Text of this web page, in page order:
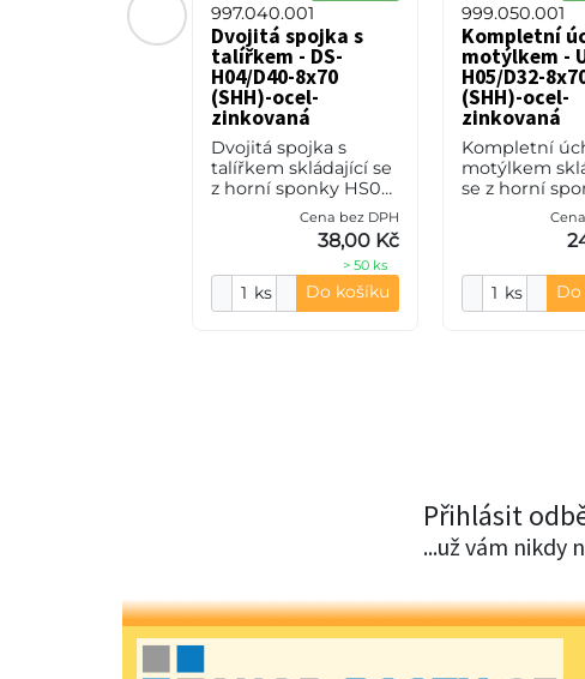
sponka HS03 -
997.040.001
Dvojitá spojka s
talířkem - DS-
H04/D40-8x70
(SHH)-ocel-
zinkovaná
Dvojitá spojka s
talířkem skládající se
z horní sponky HS04,
dolního dílu DD40,
šroubu M8x70 (SHH).
materiálem je ocel-
zinkovaná.
Cena bez DPH
38,00 Kč
> 50 ks
ks Do košíku
999.050.001
Kompletní
motýlkem -
H05/D32-
(SHH)-ocel-
zinkovaná
Kompletní
motýlkem
se z horní
HS05,
DD32,
(SHH).
materiálem
zinkovaná.
ks Do
Přihlásit
...už vám nikdy